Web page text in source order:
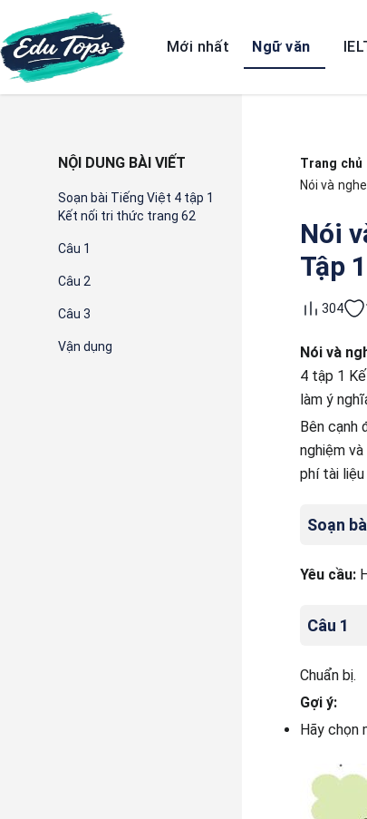
Mới nhất Ngữ văn
NỘI DUNG BÀI VIẾT
Soạn bài Tiếng Việt 4 tập 1
Kết nối tri thức trang 62
Câu 1
Câu 2
Câu 3
Vận dụng
Trang chủ
Nói và
Nói
Tập
304
Nói và
4 tập 1
làm ý
Bên cạnh
nghiệm
phí tài
Soạn
Yêu cầu:
Câu 1
Chuẩn bị.
Gợi ý:
Hãy chọn